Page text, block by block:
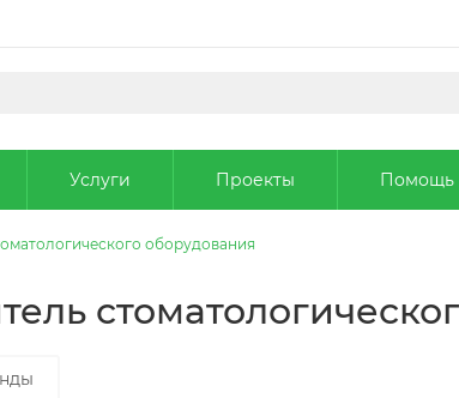
Услуги Проекты Помощь
оборудования